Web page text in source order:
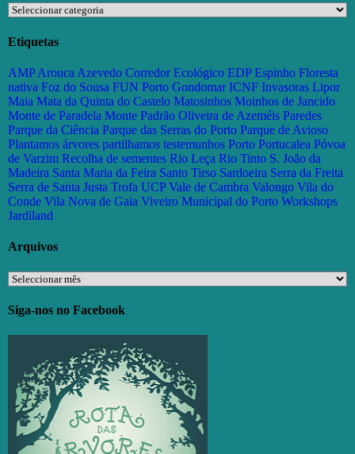
Categorias
Etiquetas
AMP Arouca Azevedo Corredor Ecológico EDP Espinho Floresta
nativa Foz do Sousa FUN Porto Gondomar ICNF Invasoras Lipor
Maia Mata da Quinta do Castelo Matosinhos Moinhos de Jancido
Monte de Paradela Monte Padrão Oliveira de Azeméis Paredes
Parque da Ciência Parque das Serras do Porto Parque de Avioso
Plantamos árvores partilhamos testemunhos Porto Portucalea Póvoa
de Varzim Recolha de sementes Rio Leça Rio Tinto S. João da
Madeira Santa Maria da Feira Santo Tirso Sardoeira Serra da Freita
Serra de Santa Justa Trofa UCP Vale de Cambra Valongo Vila do
Conde Vila Nova de Gaia Viveiro Municipal do Porto Workshops
Jardiland
Arquivos
Arquivos
Siga-nos no Facebook